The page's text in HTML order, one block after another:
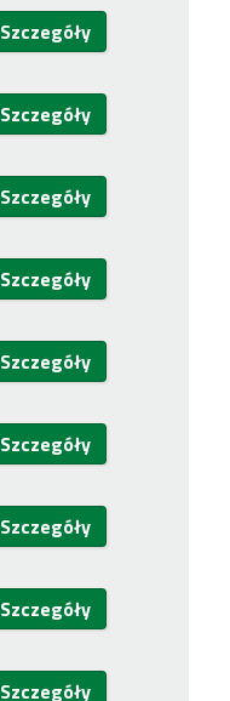
Szczegóły
Szczegóły
Szczegóły
Szczegóły
Szczegóły
Szczegóły
Szczegóły
Szczegóły
Szczegóły